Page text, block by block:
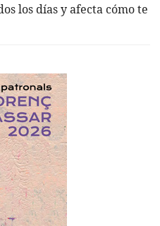
los días y afecta cómo te